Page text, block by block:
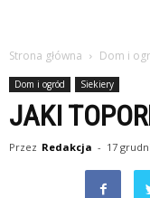
Strona główna Dom i
Dom i ogród Siekiery
JAKI
Przez Redakcja - 17